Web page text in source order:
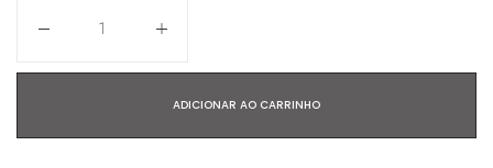
ADICIONAR AO CARRINHO